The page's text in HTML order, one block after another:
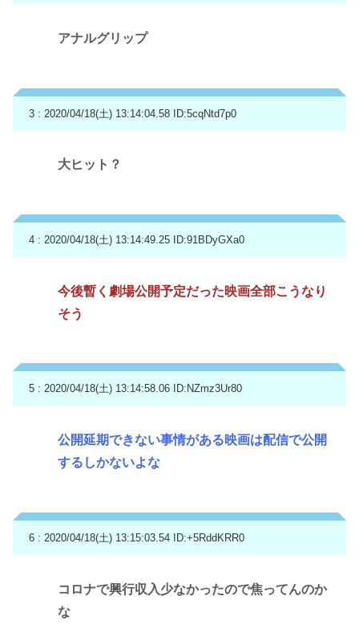
アナルグリップ
3 : 2020/04/18(土) 13:14:04.58 ID:5cqNtd7p0
大ヒット？
4 : 2020/04/18(土) 13:14:49.25 ID:91BDyGXa0
今後暫く劇場公開予定だった映画全部こうなり
そう
5 : 2020/04/18(土) 13:14:58.06 ID:NZmz3Ur80
公開延期できない事情がある映画は配信で公開
するしかないよな
6 : 2020/04/18(土) 13:15:03.54 ID:+5RddKRR0
コロナで興行収入少なかったので焦ってんのか
な